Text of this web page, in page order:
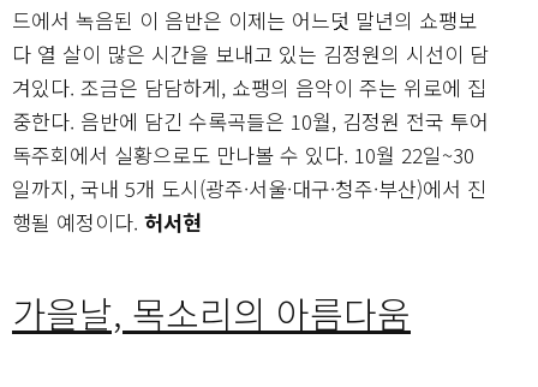
드에서 녹음된 이 음반은 이제는 어느덧 말년의 쇼팽보
다 열 살이 많은 시간을 보내고 있는 김정원의 시선이 담
겨있다. 조금은 담담하게, 쇼팽의 음악이 주는 위로에 집
중한다. 음반에 담긴 수록곡들은 10월, 김정원 전국 투어
독주회에서 실황으로도 만나볼 수 있다. 10월 22일~30
일까지, 국내 5개 도시(광주·서울·대구·청주·부산)에서 진
행될 예정이다. 허서현
가을날, 목소리의 아름다움